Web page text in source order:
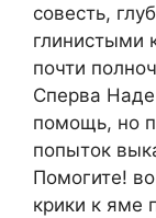
совесть,
глинистыми
почти
Сперва Наде
помощь, но
попыток
Помогите!
крики к яме